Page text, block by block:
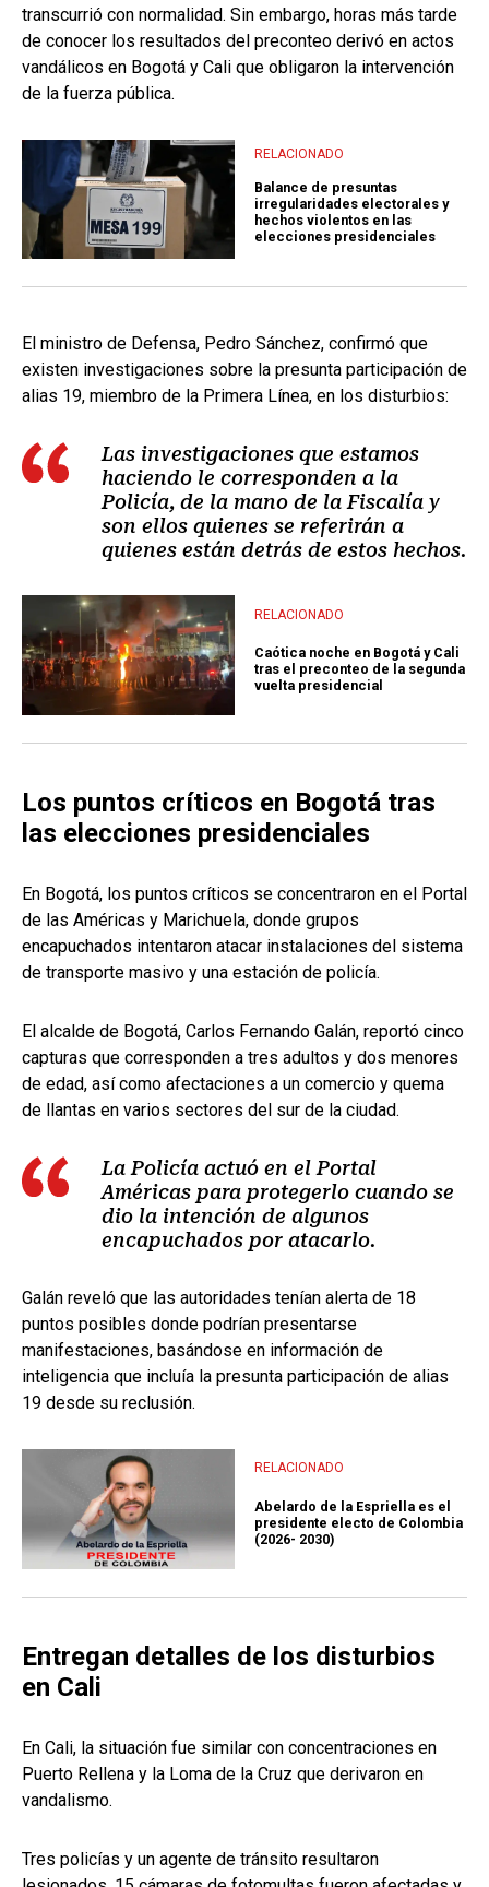
transcurrió con normalidad. Sin embargo, horas más tarde
de conocer los resultados del preconteo derivó en actos
vandálicos en Bogotá y Cali que obligaron la intervención
de la fuerza pública.
RELACIONADO
Balance de presuntas
irregularidades electorales y
hechos violentos en las
elecciones presidenciales
El ministro de Defensa, Pedro Sánchez, confirmó que
existen investigaciones sobre la presunta participación de
alias 19, miembro de la Primera Línea, en los disturbios:
Las investigaciones que estamos
haciendo le corresponden a la
Policía, de la mano de la Fiscalía y
son ellos quienes se referirán a
quienes están detrás de estos hechos.
RELACIONADO
Caótica noche en Bogotá y Cali
tras el preconteo de la segunda
vuelta presidencial
Los puntos críticos en Bogotá tras
las elecciones presidenciales
En Bogotá, los puntos críticos se concentraron en el Portal
de las Américas y Marichuela, donde grupos
encapuchados intentaron atacar instalaciones del sistema
de transporte masivo y una estación de policía.
El alcalde de Bogotá, Carlos Fernando Galán, reportó cinco
capturas que corresponden a tres adultos y dos menores
de edad, así como afectaciones a un comercio y quema
de llantas en varios sectores del sur de la ciudad.
La Policía actuó en el Portal
Américas para protegerlo cuando se
dio la intención de algunos
encapuchados por atacarlo.
Galán reveló que las autoridades tenían alerta de 18
puntos posibles donde podrían presentarse
manifestaciones, basándose en información de
inteligencia que incluía la presunta participación de alias
19 desde su reclusión.
RELACIONADO
Abelardo de la Espriella es el
presidente electo de Colombia
(2026- 2030)
Entregan detalles de los disturbios
en Cali
En Cali, la situación fue similar con concentraciones en
Puerto Rellena y la Loma de la Cruz que derivaron en
vandalismo.
Tres policías y un agente de tránsito resultaron